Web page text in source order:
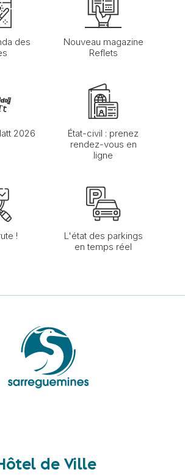
des
Nouveau magazine
Reflets
2026
État-civil : prenez
rendez-vous en
ligne
!
L'état des parkings
en temps réel
de Ville